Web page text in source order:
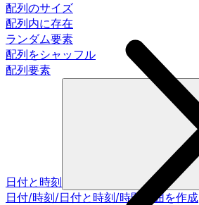
配列のサイズ
配列内に存在
ランダム要素
配列をシャッフル
配列要素
日付と時刻
日付/時刻/日付と時刻/時間範囲を作成